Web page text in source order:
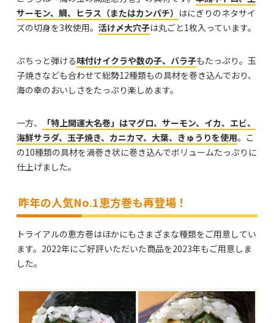
サーモン、鯛、ヒラス（またはカンパチ） はにぎりのネタサイ
ズの切身を3枚使用。 活け〆大穴子は丸ごと1枚入っています。
ぷちっと弾ける味付けイクラや数の子、バラ子もたっぷり。玉
子焼きなども合わせて総勢12種類もの具材を巻き込んでおり、
海の幸のおいしさをたっぷり楽しめます。
一方、
「特上開運大名巻」はマグロ、サーモン、イカ、エビ、
海鮮サラダ、玉子焼き、カニカマ、大葉、きゅうりを使用。こ
の10種類の具材を渦巻き状に巻き込んでボリュームたっぷりに
仕上げました。
昨年の人気No.1恵方巻も再登場！
トライアルの恵方巻はほかにもさまざまな種類をご用意してい
ます。2022年にご好評いただいた商品を2023年もご用意しま
した。